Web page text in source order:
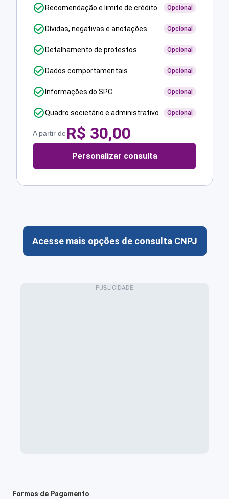
Recomendação e limite de crédito Opcional
Dívidas, negativas e anotações Opcional
Detalhamento de protestos Opcional
Dados comportamentais Opcional
Informações do SPC Opcional
Quadro societário e administrativo Opcional
A partir deR$ 30,00
Personalizar consulta
Acesse mais opções de consulta CNPJ
Formas de Pagamento